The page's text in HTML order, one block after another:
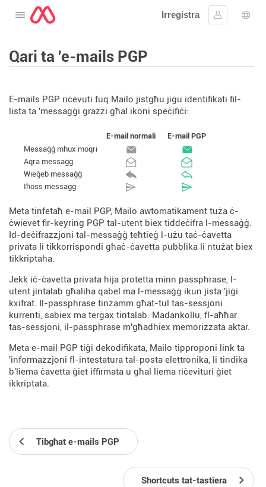
Tiftaħ il-menu
Irregistra
Sinjal
Qari ta 'e-mails PGP
E-mails PGP riċevuti fuq Mailo jistgħu jiġu identifikati fil-
lista ta 'messaġġi grazzi għal ikoni speċifiċi:
E-mail normali
E-mail PGP
Messaġġ mhux moqri
Aqra messaġġ
Wieġeb messaġġ
Iħoss messaġġ
Meta tinfetaħ e-mail PGP, Mailo awtomatikament tuża ċ-
ċwievet fir-keyring PGP tal-utent biex tiddeċifra l-messaġġ.
Id-deċifrazzjoni tal-messaġġ teħtieġ l-użu taċ-ċavetta
privata li tikkorrispondi għaċ-ċavetta pubblika li ntużat biex
tikkriptaha.
Jekk iċ-ċavetta privata hija protetta minn passphrase, l-
utent jintalab għaliha qabel ma l-messaġġ ikun jista 'jiġi
kxifrat. Il-passphrase tinżamm għat-tul tas-sessjoni
kurrenti, sabiex ma terġax tintalab. Madankollu, fl-aħħar
tas-sessjoni, il-passphrase m'għadhiex memorizzata aktar.
Meta e-mail PGP tiġi dekodifikata, Mailo tipproponi link ta
'informazzjoni fl-intestatura tal-posta elettronika, li tindika
b'liema ċavetta ġiet iffirmata u għal liema riċevituri ġiet
ikkriptata.
Tibgħat e-mails PGP
Shortcuts tat-tastiera